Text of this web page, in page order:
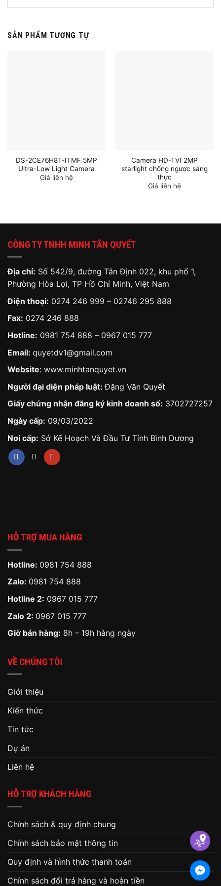
SẢN PHẨM TƯƠNG TỰ
DS-2CE76H8T-ITMF 5MP
Ultra-Low Light Camera
Giá liên hệ
Camera HD-TVI 2MP
starlight chống ngược sáng
thực
Giá liên hệ
CÔNG TY TNHH MINH TÂN QUYẾT
Địa chỉ: Số 542/9, đường Tân Định 022, khu phố 1,
Phường Hòa Lợi, TP Hồ Chí Minh, Việt Nam
Điện thoại: 0274 246 999 – 02746 295 888
Fax: 0274 246 888
Hotline: 0981 754 888 – 0967 015 777
Email: quyetdv1@gmail.com
Website: www.minhtanquyet.vn
Người đại diện pháp luật:Đặng Văn Quyết
Giấy chứng nhận đăng ký kinh doanh số: 3702727257
Ngày cấp: 09/03/2022
Nơi cấp: Sở Kế Hoạch Và Đầu Tư Tỉnh Bình Dương
HỖ TRỢ MUA HÀNG
Hotline: 0981 754 888
Zalo: 0981 754 888
Hotline 2: 0967 015 777
Zalo 2: 0967 015 777
Giờ bán hàng: 8h – 19h hàng ngày
VỀ CHÚNG TÔI
Giới thiệu
Kiến thức
Tin tức
Dự án
Liên hệ
HỖ TRỢ KHÁCH HÀNG
Chính sách & quy định chung
Chính sách bảo mật thông tin
Quy định và hình thức thanh toán
Chính sách đổi trả hàng và hoàn tiền